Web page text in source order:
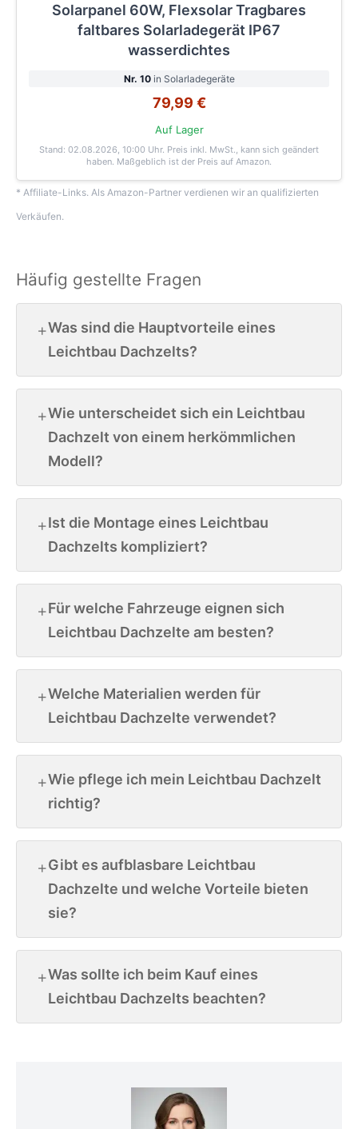
Solarpanel 60W, Flexsolar Tragbares
faltbares Solarladegerät IP67
wasserdichtes
Nr. 10in Solarladegeräte
79,99 €
Auf Lager
Stand: 02.08.2026, 10:00 Uhr. Preis inkl. MwSt., kann sich geändert
haben. Maßgeblich ist der Preis auf Amazon.
* Affiliate-Links. Als Amazon-Partner verdienen wir an qualifizierten
Verkäufen.
Häufig gestellte Fragen
Was sind die Hauptvorteile eines
Leichtbau Dachzelts?
Wie unterscheidet sich ein Leichtbau
Dachzelt von einem herkömmlichen
Modell?
Ist die Montage eines Leichtbau
Dachzelts kompliziert?
Für welche Fahrzeuge eignen sich
Leichtbau Dachzelte am besten?
Welche Materialien werden für
Leichtbau Dachzelte verwendet?
Wie pflege ich mein Leichtbau Dachzelt
richtig?
Gibt es aufblasbare Leichtbau
Dachzelte und welche Vorteile bieten
sie?
Was sollte ich beim Kauf eines
Leichtbau Dachzelts beachten?